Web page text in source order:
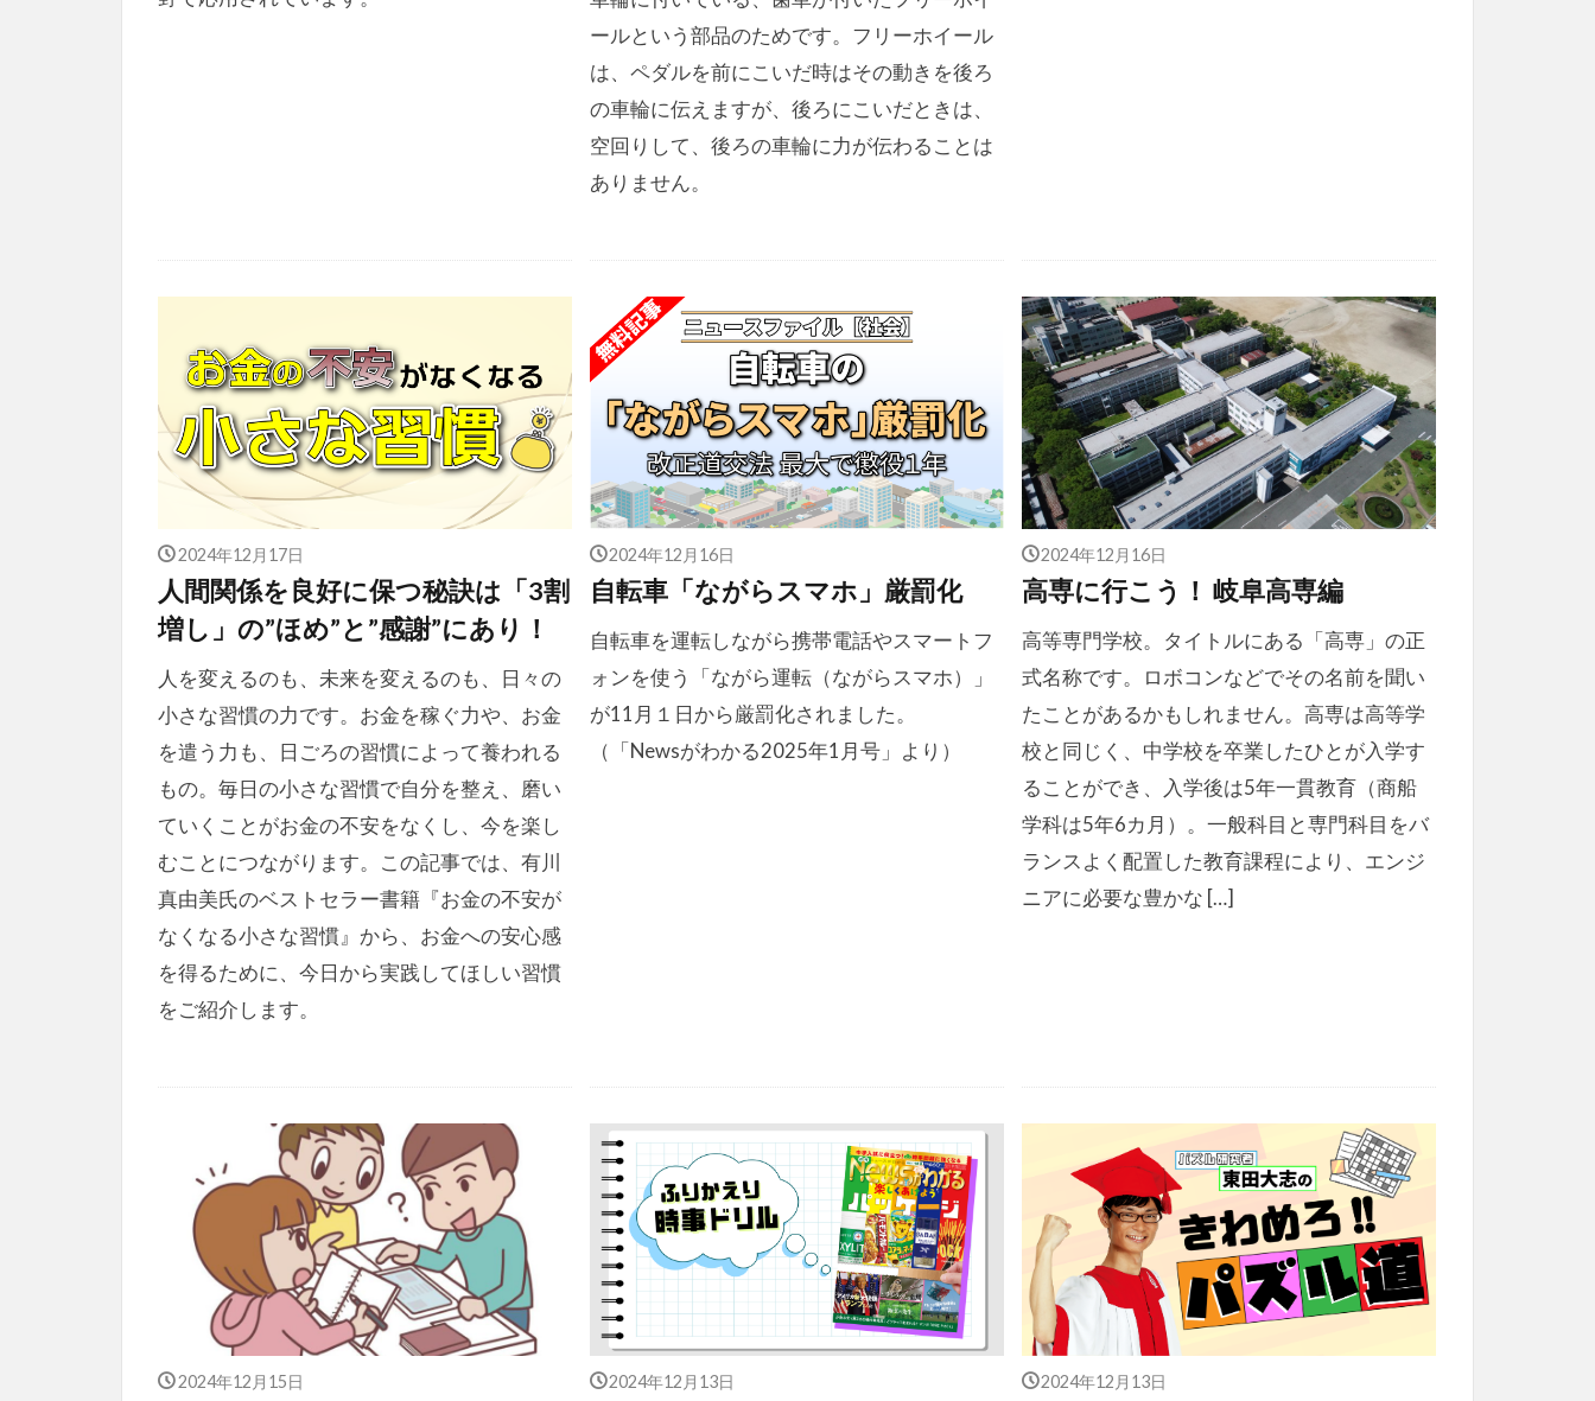
ールという部品のためです。フリーホイール
は、ペダルを前にこいだ時はその動きを後ろ
の車輪に伝えますが、後ろにこいだときは、
空回りして、後ろの車輪に力が伝わることは
ありません。
2024年12月17日
人間関係を良好に保つ秘訣は「3割
増し」の”ほめ”と”感謝”にあり！
人を変えるのも、未来を変えるのも、日々の
小さな習慣の力です。お金を稼ぐ力や、お金
を遣う力も、日ごろの習慣によって養われる
もの。毎日の小さな習慣で自分を整え、磨い
ていくことがお金の不安をなくし、今を楽し
むことにつながります。この記事では、有川
真由美氏のベストセラー書籍『お金の不安が
なくなる小さな習慣』から、お金への安心感
を得るために、今日から実践してほしい習慣
をご紹介します。
2024年12月16日
自転車「ながらスマホ」厳罰化
自転車を運転しながら携帯電話やスマートフ
ォンを使う「ながら運転（ながらスマホ）」
が11月１日から厳罰化されました。
（「Newsがわかる2025年1月号」より）
2024年12月16日
高専に行こう！ 岐阜高専編
高等専門学校。タイトルにある「高専」の正
式名称です。ロボコンなどでその名前を聞い
たことがあるかもしれません。高専は高等学
校と同じく、中学校を卒業したひとが入学す
ることができ、入学後は5年一貫教育（商船
学科は5年6カ月）。一般科目と専門科目をバ
ランスよく配置した教育課程により、エンジ
ニアに必要な豊かな […]
2024年12月15日 2024年12月13日 2024年12月13日